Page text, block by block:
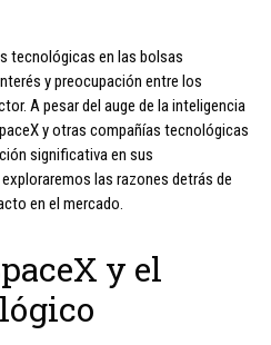
tecnológicas en las bolsas
y preocupación entre los
A pesar del auge de la inteligencia
y otras compañías tecnológicas
significativa en sus
las razones detrás de
en el mercado.
y el